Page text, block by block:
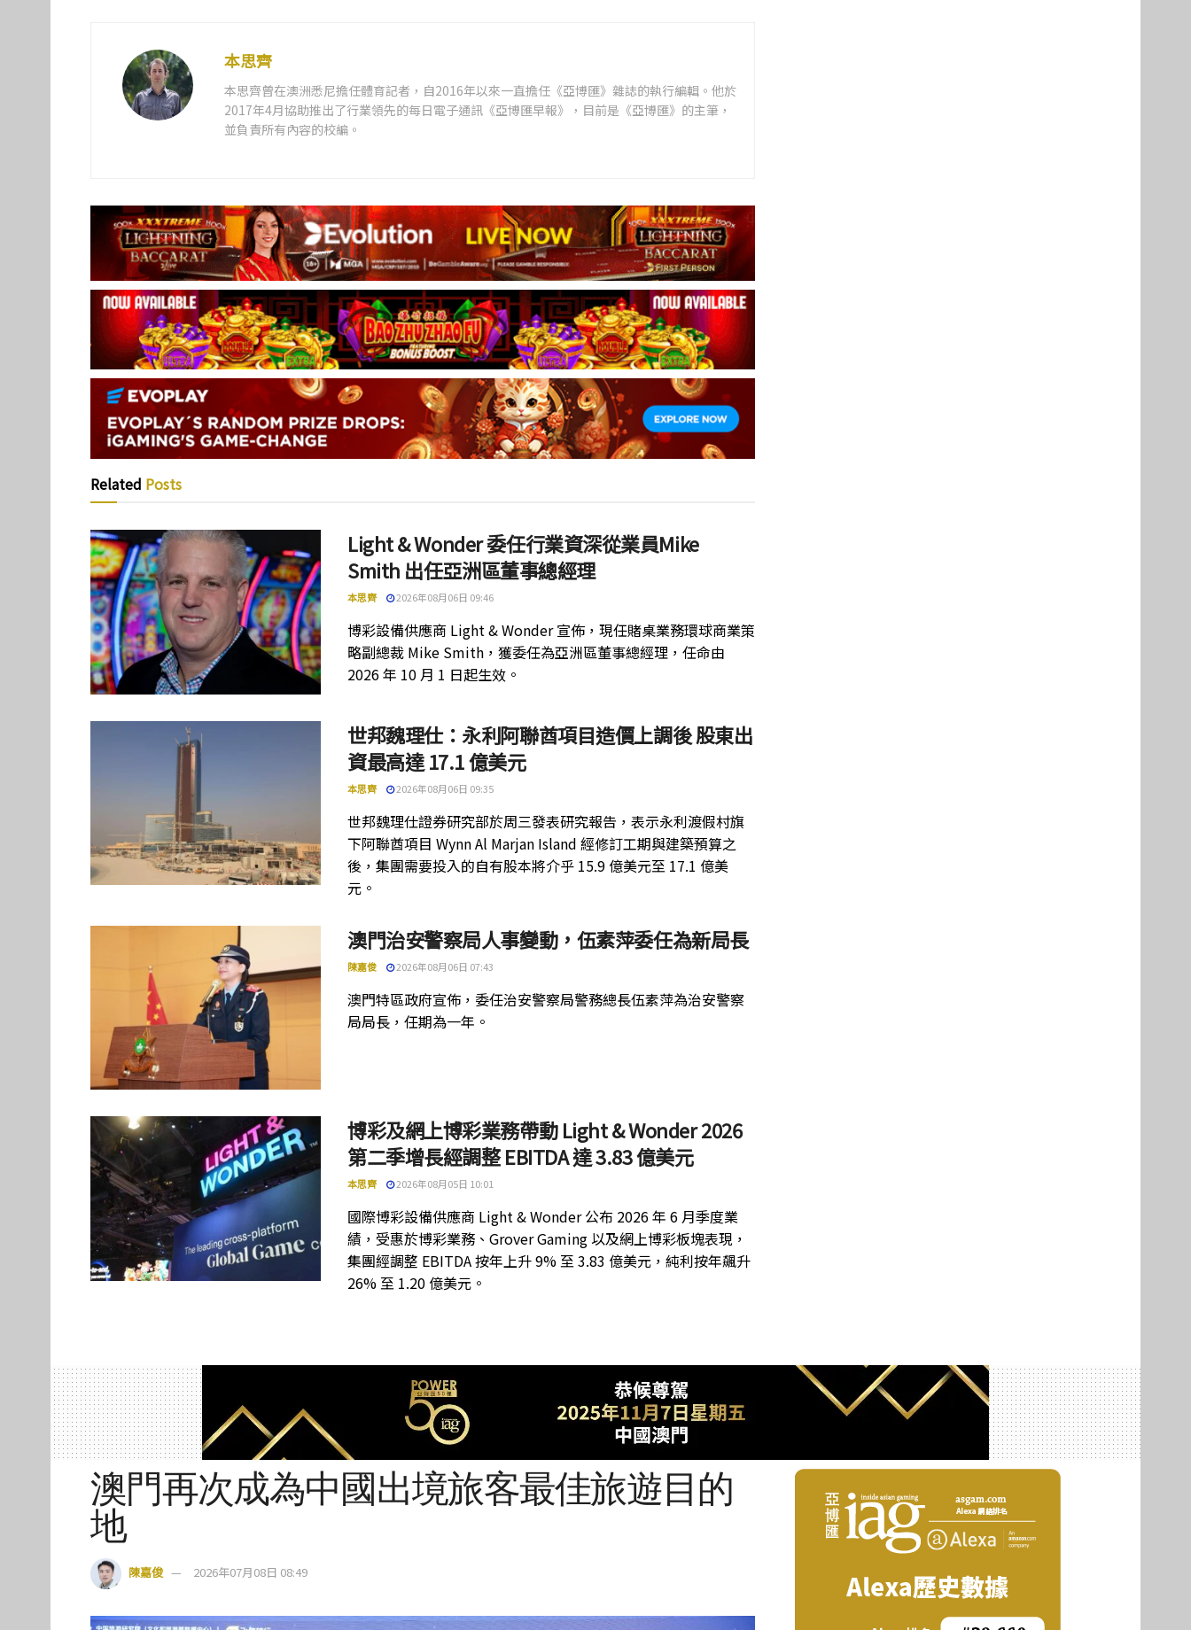
本思齊
本思齊曾在澳洲悉尼擔任體育記者，自2016年以來一直擔任《亞博匯》雜誌的執行編輯。他於
2017年4月協助推出了行業領先的每日電子通訊《亞博匯早報》，目前是《亞博匯》的主筆，
並負責所有內容的校編。
Related Posts
Light & Wonder 委任行業資深從業員Mike
Smith 出任亞洲區董事總經理
本思齊 2026年08月06日 09:46
博彩設備供應商 Light & Wonder 宣佈，現任賭桌業務環球商業策
略副總裁 Mike Smith，獲委任為亞洲區董事總經理，任命由
2026 年 10 月 1 日起生效。
世邦魏理仕：永利阿聯酋項目造價上調後 股東出
資最高達 17.1 億美元
本思齊 2026年08月06日 09:35
世邦魏理仕證券研究部於周三發表研究報告，表示永利渡假村旗
下阿聯酋項目 Wynn Al Marjan Island 經修訂工期與建築預算之
後，集團需要投入的自有股本將介乎 15.9 億美元至 17.1 億美
元。
澳門治安警察局人事變動，伍素萍委任為新局長
陳嘉俊 2026年08月06日 07:43
澳門特區政府宣佈，委任治安警察局警務總長伍素萍為治安警察
局局長，任期為一年。
博彩及網上博彩業務帶動 Light & Wonder 2026
第二季增長經調整 EBITDA 達 3.83 億美元
本思齊 2026年08月05日 10:01
國際博彩設備供應商 Light & Wonder 公布 2026 年 6 月季度業
績，受惠於博彩業務、Grover Gaming 以及網上博彩板塊表現，
集團經調整 EBITDA 按年上升 9% 至 3.83 億美元，純利按年飆升
26% 至 1.20 億美元。
澳門再次成為中國出境旅客最佳旅遊目的
地
陳嘉俊 2026年07月08日 08:49